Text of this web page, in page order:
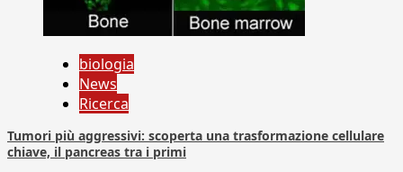
biologia
News
Ricerca
Tumori più aggressivi: scoperta una trasformazione cellulare
chiave, il pancreas tra i primi